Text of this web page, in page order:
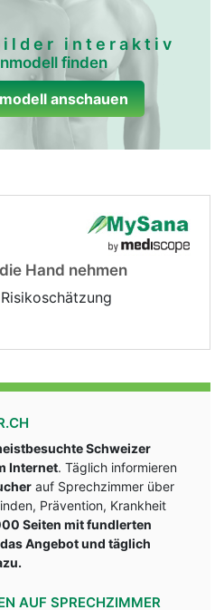
interaktiv
finden
anschauen
Hand nehmen
Schweizer
Internet. Täglich informieren
auf Sprechzimmer über
Prävention, Krankheit
Seiten mit fundlerten
Angebot und täglich
AUF SPRECHZIMMER